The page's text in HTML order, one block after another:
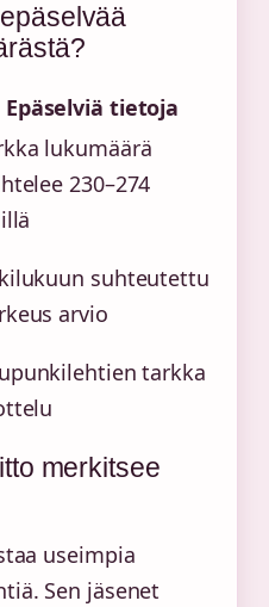
Epäselviä tietoja
lukumäärä
230–274
suhteutettu
arvio
tarkka
merkitsee
useimpia
Sen jäsenet